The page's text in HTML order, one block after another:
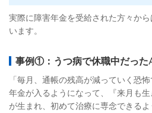
実際に障害年金を受給された方々か
います。
事例①：うつ病で休職中だった
「毎月、通帳の残高が減っていく恐
年金が入るようになって、『来月も
が生まれ、初めて治療に専念できる